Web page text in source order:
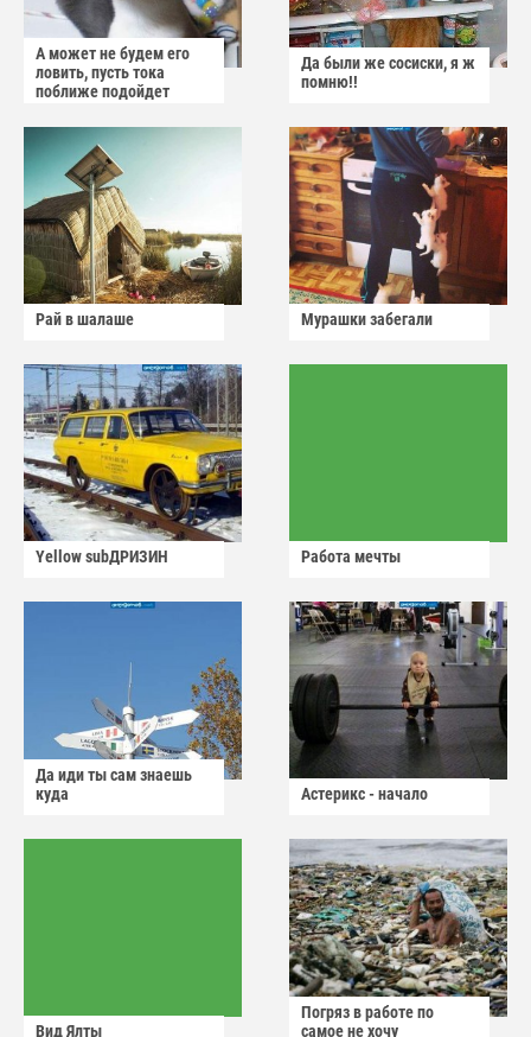
А может не будем его
ловить, пусть тока
поближе подойдет
Да были же сосиски, я ж
помню!!
Рай в шалаше Мурашки забегали
Yellow subДРИЗИН Работа мечты
Да иди ты сам знаешь
куда
Астерикс - начало
Вид Ялты
Погряз в работе по
самое не хочу